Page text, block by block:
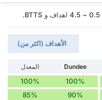
الأهداف (اكثر من)
Dundee
المعدل
100%
100%
90%
85%